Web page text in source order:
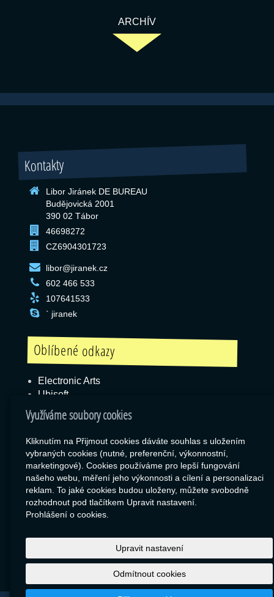
ARCHÍV
Kontakty
Libor Jiránek DE BUREAU
Budějovická 2001
390 02 Tábor
46698272
CZ6904301723
libor@jiranek.cz
602 466 533
107641533
` jiranek
Oblíbené odkazy
Electronic Arts
Ubisoft
Blizzard
Box
Export zboží
RSS
SEO Rozcestník
Využíváme soubory cookies
Kliknutím na Přijmout cookies dáváte souhlas s uložením
vybraných cookies (nutné, preferenční, výkonnostní,
marketingové). Cookies používáme pro lepší fungování
našeho webu, měření jeho výkonnosti a cílení a personalizaci
reklam. To jaké cookies budou uloženy, můžete svobodně
rozhodnout pod tlačítkem Upravit nastavení.
Prohlášení o cookies.
Upravit nastavení
Odmítnout cookies